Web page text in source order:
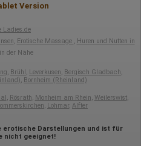
Version
Ladies.de
, Erotische Massage , Huren und Nutten in
der Nähe
Brühl Leverkusen Bergisch Gladbach
Bornheim (Rheinland)
Rösrath Monheim am Rhein Weilerswist,
Lohmar, Alfter
erotische Darstellungen und ist für
nicht geeignet!